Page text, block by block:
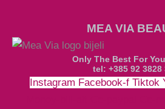
MEA VIA
Only The Best For
tel: +385 92 3828
Instagram Facebook-f Tiktok